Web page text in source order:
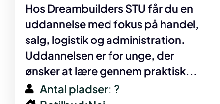
Hos Dreambuilders STU får du en
uddannelse med fokus på handel,
salg, logistik og administration.
Uddannelsen er for unge, der
ønsker at lære gennem praktisk...
Antal pladser: ?